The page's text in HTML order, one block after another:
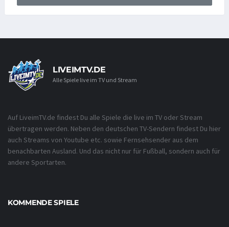
LIVEIMTV.DE
Alle Spiele live im TV und Stream
Auf LiveimTV.de findest Du alle Spiele die live im TV oder Stream
übertragen werden. Neben den deutschen TV-Sendern findest Du hier
auch Streams von Youtube etc. sowie Fernsehsender aus dem
benachbarten Ausland. Und das nicht nur für Fußball, sondern auch für
andere Sportarten.
KOMMENDE SPIELE